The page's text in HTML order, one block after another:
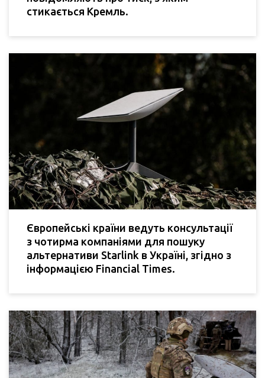
стикається Кремль.
Європейські країни ведуть консультації
з чотирма компаніями для пошуку
альтернативи Starlink в Україні, згідно з
інформацією Financial Times.